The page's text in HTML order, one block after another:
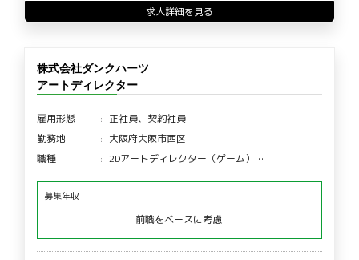
求人詳細を見る
株式会社ダンクハーツ
アートディレクター
雇用形態
正社員、契約社員
勤務地
大阪府大阪市西区
職種
2Dアートディレクター（ゲーム）…
募集年収
前職をベースに考慮